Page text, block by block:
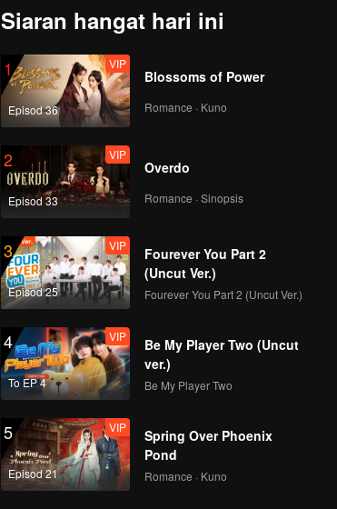
Huang Junjie
memulakan komando
Episod 8(Bagian 2):
Zhou Keyu "Lan"
pihak, KSG
menghadapi dilema
angin kencang!
Episod 8(Bagian 3):
permainan titik, Teens
in Times menonton
permainan dan
VIP
《来场复盘局》EP08第
VIP
《谁是峡谷垫底王？》
EP08第1版（加更海外
Episod 9(Bagian 1):
Semua anggota AG
untuk memecahkan
rutin, Liga Remaja
Zaman bersedia!
Episod 9(Bagian 2):
Kumpulan Remaja
Siaran hangat hari ini
1
Episod 36
VIP
Blossoms of Power
Romance · Kuno
2
Episod 33
VIP
Overdo
Romance · Sinopsis
3
Episod 25
VIP
Fourever You Part 2
(Uncut Ver.)
Fourever You Part 2 (Uncut Ver.)
4
To EP 4
VIP
Be My Player Two (Uncut
ver.)
Be My Player Two
5
Episod 21
VIP
Spring Over Phoenix
Pond
Romance · Kuno